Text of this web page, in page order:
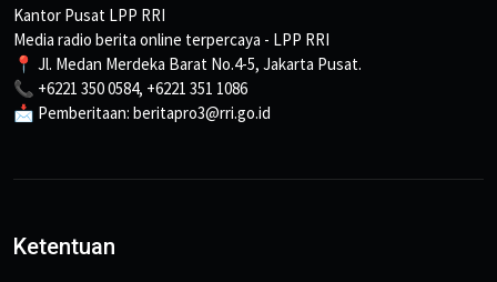
Kantor Pusat LPP RRI
Media radio berita online terpercaya - LPP RRI
📍 Jl. Medan Merdeka Barat No.4-5, Jakarta Pusat.
📞 +6221 350 0584, +6221 351 1086
📩 Pemberitaan: beritapro3@rri.go.id
Ketentuan